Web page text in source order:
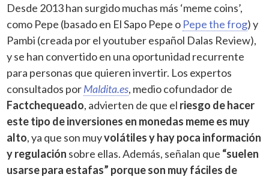
Desde 2013 han surgido muchas más ‘meme coins’,
como Pepe (basado en El Sapo Pepe o Pepe the frog) y
Pambi (creada por el youtuber español Dalas Review),
y se han convertido en una oportunidad recurrente
para personas que quieren invertir. Los expertos
consultados porMaldita.es, medio cofundador de
Factchequeado, advierten de que el riesgo de hacer
este tipo de inversiones en monedas meme es muy
alto, ya que son muyvolátiles y hay poca información
y regulación sobre ellas. Además, señalan que “suelen
usarse para estafas” porque son muy fáciles de